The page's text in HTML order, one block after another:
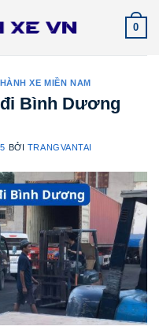
0
XE MIỀN NAM
Bình Dương
BỞI TRANGVANTAI